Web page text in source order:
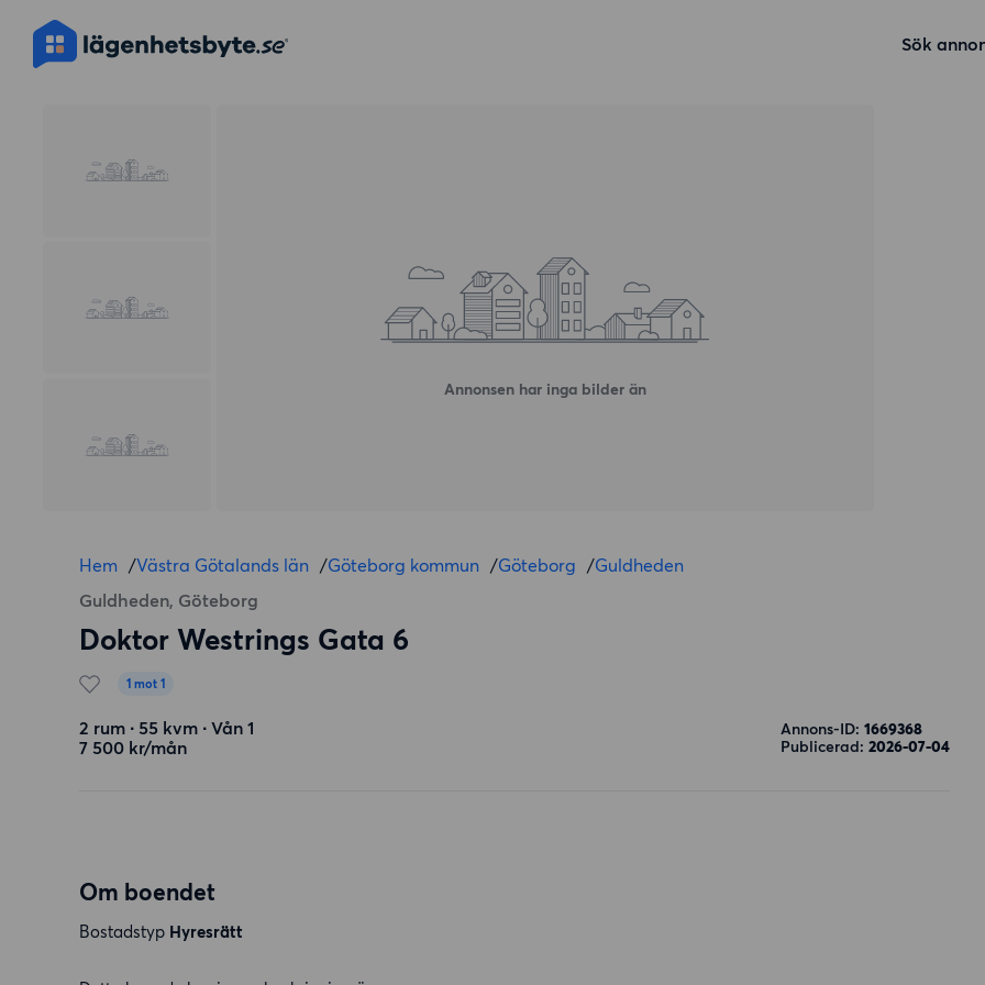
Sök
Annonsen har inga bilder än
Hem /Västra Götalands län /Göteborg kommun /Göteborg /Guldheden
Guldheden, Göteborg
Doktor Westrings Gata 6
1 mot 1
2 rum ∙ 55 kvm ∙ Vån 1
7 500 kr/mån
Annons-ID: 1669368
Publicerad: 2026-07-04
Om boendet
Bostadstyp Hyresrätt